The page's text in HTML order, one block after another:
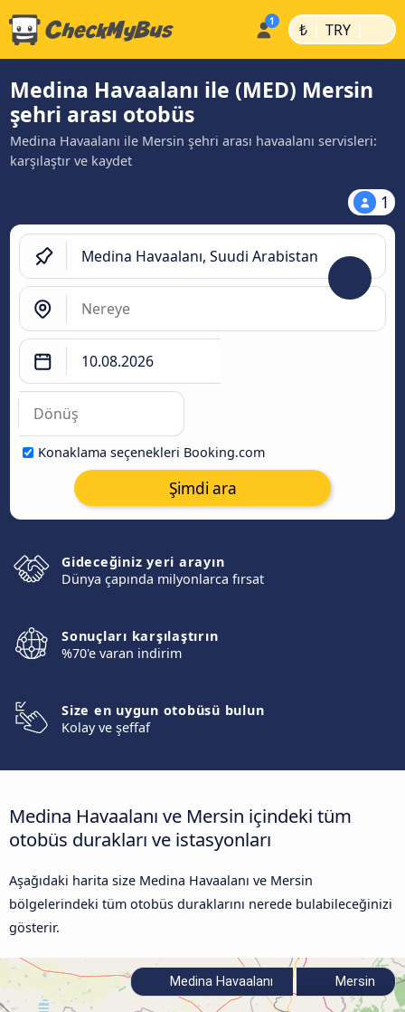
₺ | TRY |
Medina Havaalanı ile (MED) Mersin
şehri arası otobüs
Medina Havaalanı ile Mersin şehri arası havaalanı servisleri:
karşılaştır ve kaydet
1
Konaklama seçenekleri Booking.com
Şimdi ara
Gideceğiniz yeri arayın
Dünya çapında milyonlarca fırsat
Sonuçları karşılaştırın
%70'e varan indirim
Size en uygun otobüsü bulun
Kolay ve şeffaf
Medina Havaalanı ve Mersin içindeki tüm
otobüs durakları ve istasyonları
Aşağıdaki harita size Medina Havaalanı ve Mersin
bölgelerindeki tüm otobüs duraklarını nerede bulabileceğinizi
gösterir.
Medina Havaalanı Mersin